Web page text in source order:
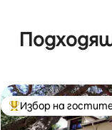
Най-популярен
Избор на